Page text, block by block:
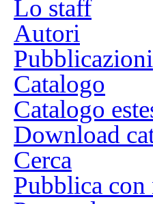
Lo staff
Autori
Pubblicazioni
Catalogo
Catalogo
Download
Cerca
Pubblica con